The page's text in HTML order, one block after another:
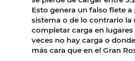
Esto genera un falso flete a
sistema o de lo contrario la
completar carga en lugares
veces no hay carga o
más cara que en el Gran